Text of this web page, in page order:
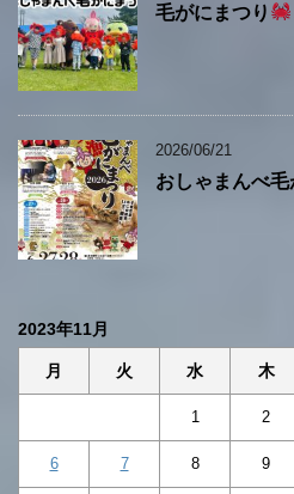
毛がにまつり
2026/06/21
おしゃまんべ
2023年11月
月 火 水 木
1 2
6 7 8 9